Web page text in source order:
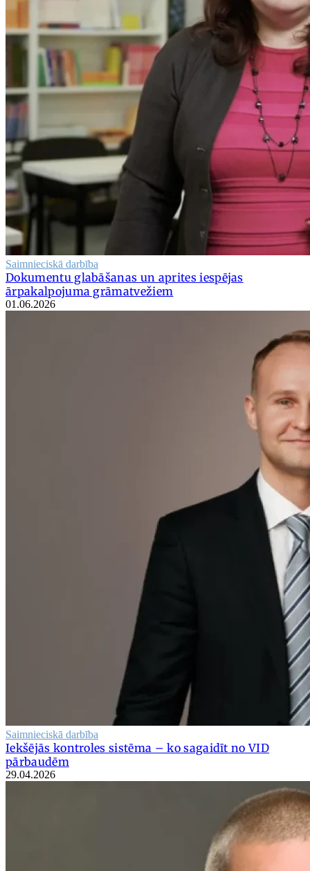
Saimnieciskā darbība
Dokumentu glabāšanas un aprites iespējas
ārpakalpojuma grāmatvežiem
01.06.2026
Saimnieciskā darbība
Iekšējās kontroles sistēma – ko sagaidīt no VID
pārbaudēm
29.04.2026